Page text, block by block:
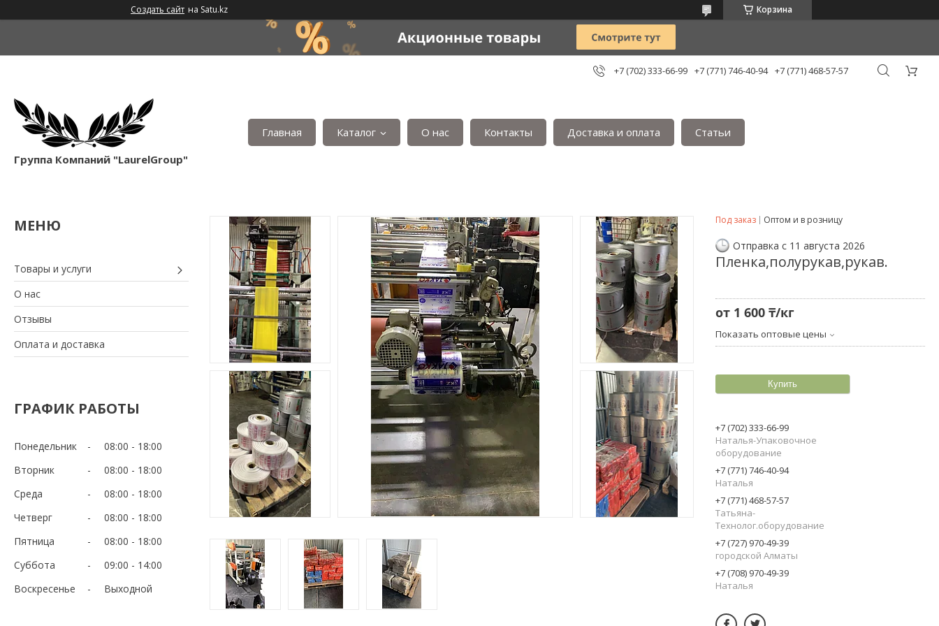
Создать сайт на Satu.kz Корзина
+7 (702) 333-66-99 +7 (771) 746-40-94 +7 (771) 468-57-57
Группа Компаний "LaurelGroup"
Главная Каталог О нас Контакты Доставка и оплата Статьи
Товары и услуги
О нас
Отзывы
Оплата и доставка
ГРАФИК РАБОТЫ
Понедельник 08:00
18:00
Вторник
08:00
18:00
Среда
08:00
18:00
Четверг
08:00
18:00
Пятница
08:00
18:00
Суббота
09:00
14:00
Воскресенье
Выходной
Под заказ Оптом и в розницу
Отправка с 11 августа 2026
Пленка,полурукав,рукав.
от 1 600 ₸/кг
Показать оптовые цены
Купить
+7 (702) 333-66-99
Наталья-Упаковочное
оборудование
+7 (771) 746-40-94
Наталья
+7 (771) 468-57-57
Татьяна-
Технолог.оборудование
+7 (727) 970-49-39
городской Алматы
+7 (708) 970-49-39
Наталья